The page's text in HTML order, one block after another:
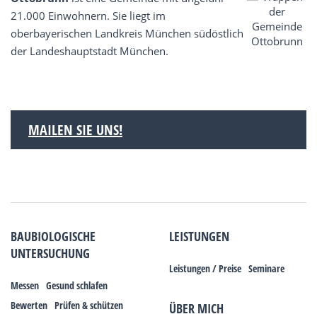
21.000 Einwohnern. Sie liegt im
oberbayerischen Landkreis München südöstlich
der Landeshauptstadt München.
MAILEN SIE UNS!
BAUBIOLOGISCHE
UNTERSUCHUNG
Messen Gesund schlafen
Bewerten Prüfen & schützen
LEISTUNGEN
Leistungen / Preise Seminare
ÜBER MICH